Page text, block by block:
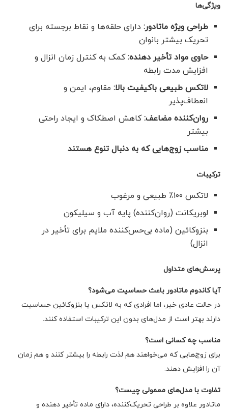
ویژگی‌ها
طراحی ویژه ماتادور: دارای حلقه‌ها و نقاط برجسته برای
تحریک بیشتر بانوان
حاوی مواد تأخیر دهنده:کمک به کنترل زمان انزال و
افزایش مدت رابطه
لاتکس طبیعی باکیفیت بالا: مقاوم، ایمن و
انعطاف‌پذیر
روان‌کننده مضاعف:کاهش اصطکاک و ایجاد راحتی
بیشتر
مناسب زوج‌هایی که به دنبال تنوع هستند
ترکیبات
لاتکس ۱۰۰٪ طبیعی و مرغوب
لوبریکانت (روان‌کننده) پایه آب و سیلیکون
بنزوکائین (ماده بی‌حس‌کننده ملایم برای تأخیر در
انزال)
پرسش‌های متداول
آیا کاندوم ماتادور باعث حساسیت می‌شود؟
در حالت عادی خیر، اما افرادی که به لاتکس یا بنزوکائین حساسیت
دارند بهتر است از مدل‌های بدون این ترکیبات استفاده کنند.
مناسب چه کسانی است؟
برای زوج‌هایی که می‌خواهند هم لذت رابطه را بیشتر کنند و هم زمان
آن را افزایش دهند.
تفاوت با مدل‌های معمولی چیست؟
ماتادور علاوه بر طراحی تحریک‌کننده، دارای ماده تأخیر دهنده و